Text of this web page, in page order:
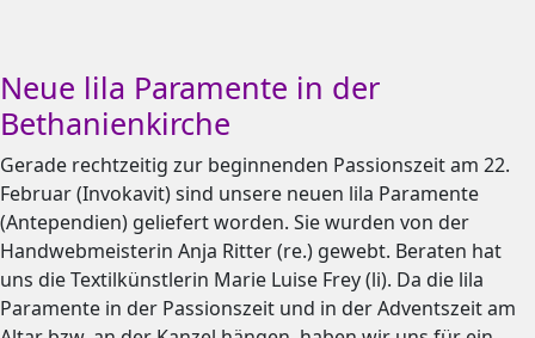
Neue lila Paramente in der
Bethanienkirche
Gerade rechtzeitig zur beginnenden Passionszeit am 22.
Februar (Invokavit) sind unsere neuen lila Paramente
(Antependien) geliefert worden. Sie wurden von der
Handwebmeisterin Anja Ritter (re.) gewebt. Beraten hat
uns die Textilkünstlerin Marie Luise Frey (li). Da die lila
Paramente in der Passionszeit und in der Adventszeit am